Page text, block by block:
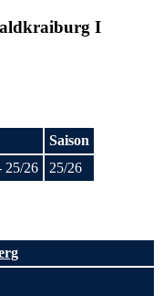
I
Saison
25/26 25/26